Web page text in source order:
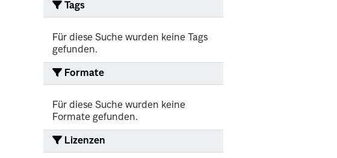
Tags
Für diese Suche wurden keine Tags
gefunden.
Formate
Für diese Suche wurden keine
Formate gefunden.
Lizenzen